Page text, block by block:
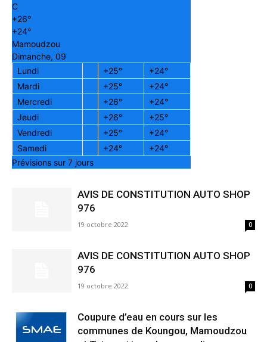
C
+26°
+24°
Mamoudzou
Dimanche, 09
Lundi
+25° +24°
Mardi
+25° +24°
Mercredi
+26° +24°
Jeudi
+26° +25°
Vendredi
+25° +24°
Samedi
+24° +24°
Prévisions sur 7 jours
AVIS DE CONSTITUTION AUTO SHOP
976
19 octobre 2022 0
AVIS DE CONSTITUTION AUTO SHOP
976
19 octobre 2022 0
Coupure d’eau en cours sur les
communes de Koungou, Mamoudzou